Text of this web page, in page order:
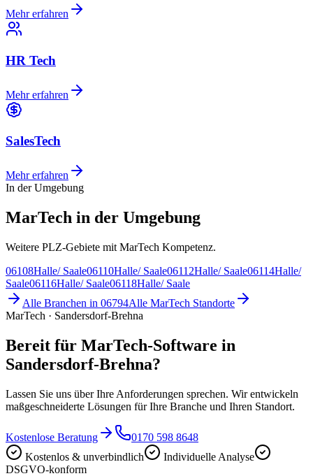
Mehr erfahren
HR Tech
Mehr erfahren
SalesTech
Mehr erfahren
In der Umgebung
MarTech in der Umgebung
Weitere PLZ-Gebiete mit MarTech Kompetenz.
06108Halle/ Saale06110Halle/ Saale06112Halle/ Saale06114Halle/
Saale06116Halle/ Saale06118Halle/ Saale
Alle Branchen in 06794Alle MarTech Standorte
MarTech · Sandersdorf-Brehna
Bereit für MarTech-Software in
Sandersdorf-Brehna?
Lassen Sie uns über Ihre Anforderungen sprechen. Wir entwickeln
maßgeschneiderte Lösungen für Ihre Branche und Ihren Standort.
Kostenlose Beratung
0170 598 8648
Kostenlos & unverbindlich
Individuelle Analyse
DSGVO-konform